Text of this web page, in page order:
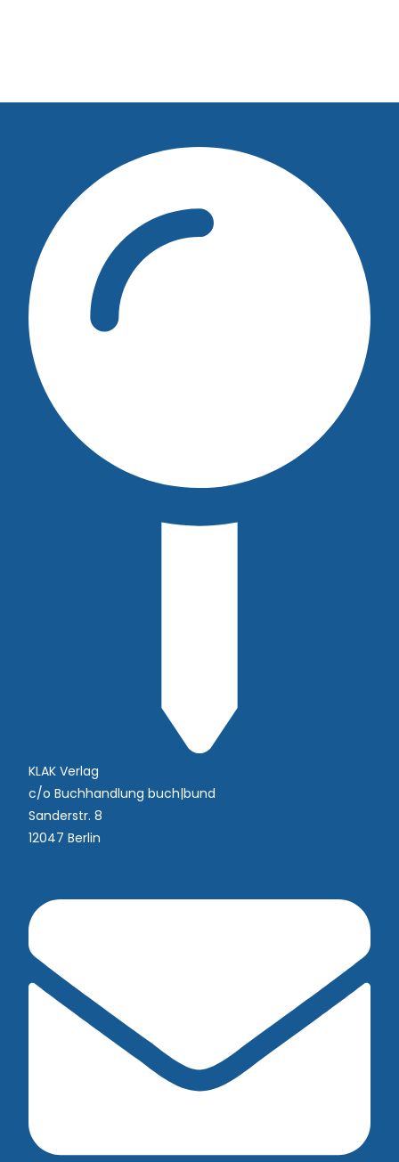
KLAK Verlag
c/o Buchhandlung buch|bund
Sanderstr. 8
12047 Berlin